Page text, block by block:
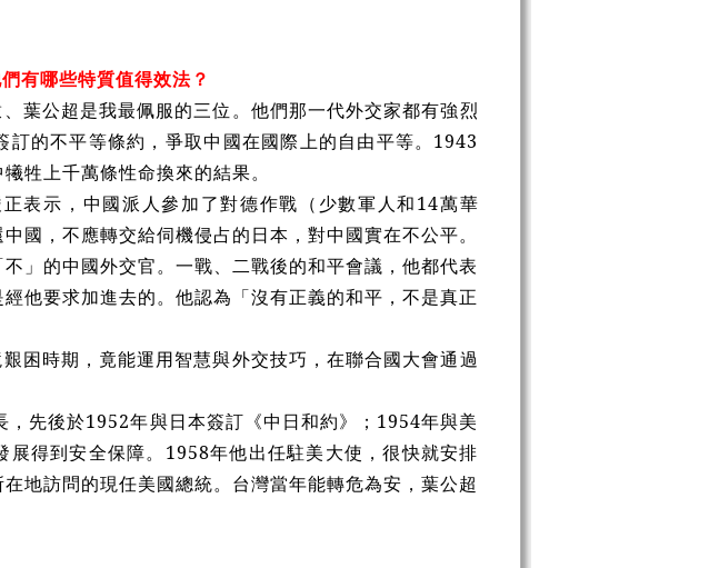
有哪些特質值得效法？
葉公超是我最佩服的三位。他們那一代外交家都有強烈
的不平等條約，爭取中國在國際上的自由平等。1943
牲上千萬條性命換來的結果。
表示，中國派人參加了對德作戰（少數軍人和14萬華
國，不應轉交給伺機侵占的日本，對中國實在不公平。
」的中國外交官。一戰、二戰後的和平會議，他都代表
他要求加進去的。他認為「沒有正義的和平，不是真正
困時期，竟能運用智慧與外交技巧，在聯合國大會通過
先後於1952年與日本簽訂《中日和約》；1954年與美
得到安全保障。1958年他出任駐美大使，很快就安排
地訪問的現任美國總統。台灣當年能轉危為安，葉公超